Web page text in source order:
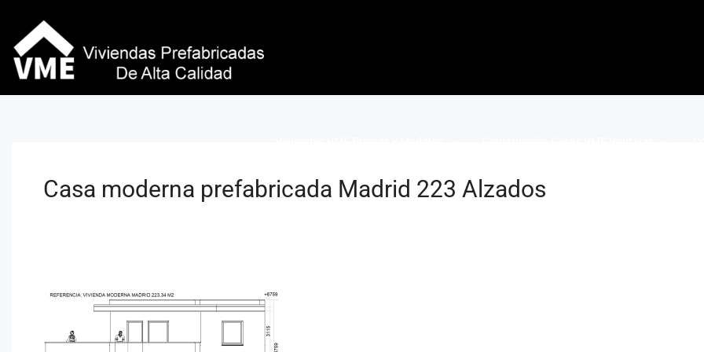
Casa moderna prefabricada Madrid 223 Alzados